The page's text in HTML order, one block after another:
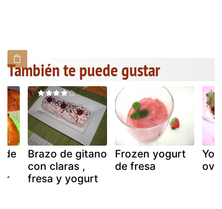
También te puede gustar
de
Brazo de gitano
con claras ,
fresa y yogurt
Frozen yogurt
de fresa